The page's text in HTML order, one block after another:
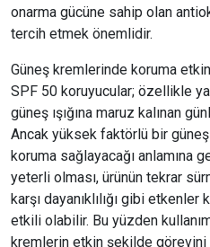
onarma gücüne sahip olan
tercih etmek önemlidir.
Güneş kremlerinde koruma
SPF 50 koruyucular; özellikle
güneş ışığına maruz kalınan
Ancak yüksek faktörlü bir
koruma sağlayacağı anlamına
yeterli olması, ürünün tekrar
karşı dayanıklılığı gibi
etkili olabilir. Bu yüzden
kremlerin etkin şekilde